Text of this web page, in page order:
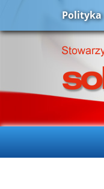
Polityka